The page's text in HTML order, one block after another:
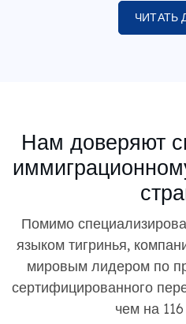
ЧИТАТЬ
Нам доверяют
Помимо
языком тигринья,
мировым лидером по
сертифицированного
чем на